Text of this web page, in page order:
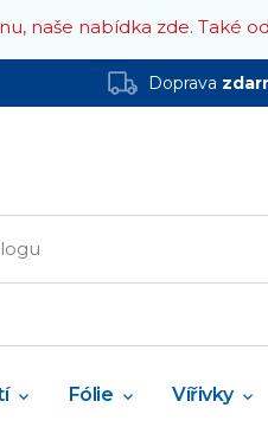
naše nabídka zde. Také
Doprava
Fólie Vířivky